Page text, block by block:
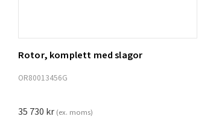
Rotor, komplett med slagor
OR80013456G
35 730 kr (ex. moms)